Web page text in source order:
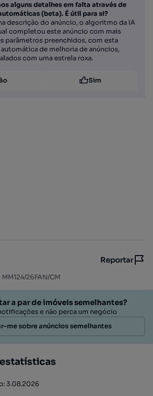
alguns detalhes em falta através de
(beta). É útil para si?
descrição do anúncio, o algoritmo da IA
completou este anúncio com mais
parâmetros preenchidos, com esta
de melhoria de anúncios,
com uma estrela roxa.
Sim
Reportar
26FAN/CM
a par de imóveis semelhantes?
e não perca um negócio
me sobre anúncios semelhantes
3.08.2026